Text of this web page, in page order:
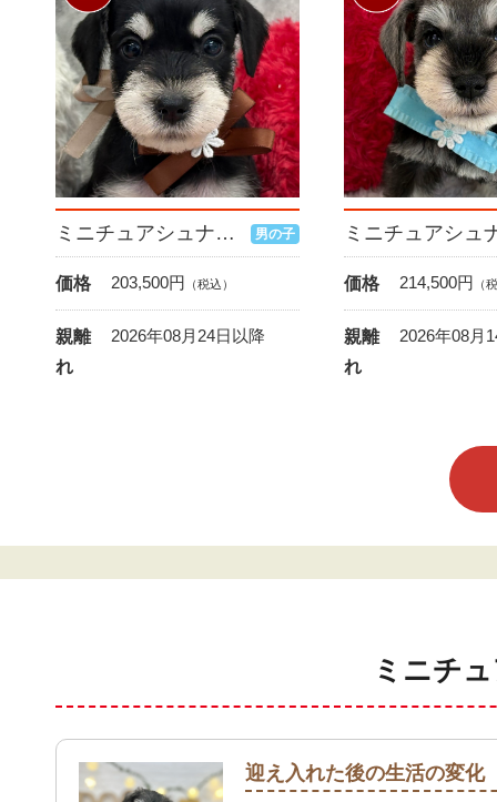
ミニチュアシュナウザー 男の子
価格 203,500円 （税込）
親離
れ
2026年08月24日以降
価格 214,500円 （
親離
れ
2026年08月
ミニチ
迎え入れた後の生活の変化